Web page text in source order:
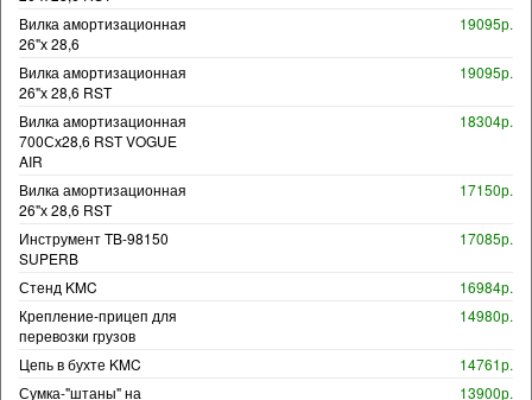
Вилка амортизационная
26"х 28,6
19095р.
Вилка амортизационная
26"х 28,6 RST
19095р.
Вилка амортизационная
700Сх28,6 RST VOGUE
AIR
18304р.
Вилка амортизационная
26"х 28,6 RST
17150р.
Инструмент TB-98150
SUPERB
17085р.
Стенд KMC
16984р.
Крепление-прицеп для
перевозки грузов
14980р.
Цепь в бухте KMC
14761р.
Сумка-"штаны" на
13900р.